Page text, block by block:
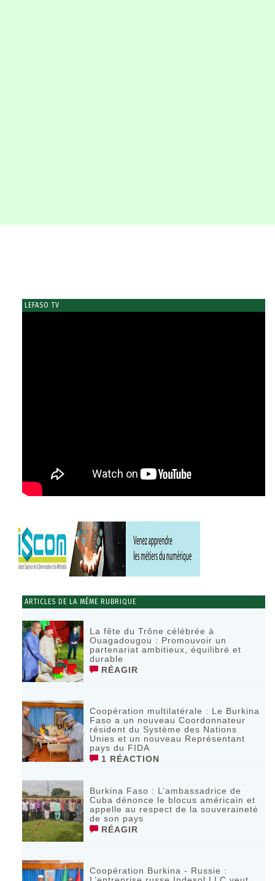
LEFASO TV
ARTICLES DE LA MÊME RUBRIQUE
La fête du Trône célébrée à
Ouagadougou : Promouvoir un
partenariat ambitieux, équilibré et
durable
RÉAGIR
Coopération multilatérale : Le Burkina
Faso a un nouveau Coordonnateur
résident du Système des Nations
Unies et un nouveau Représentant
pays du FIDA
1 RÉACTION
Burkina Faso : L’ambassadrice de
Cuba dénonce le blocus américain et
appelle au respect de la souveraineté
de son pays
RÉAGIR
Coopération Burkina - Russie :